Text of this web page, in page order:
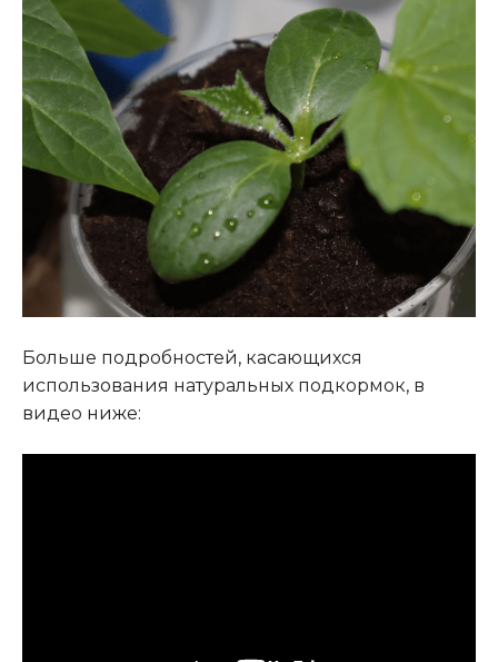
Больше подробностей, касающихся
использования натуральных подкормок, в
видео ниже: